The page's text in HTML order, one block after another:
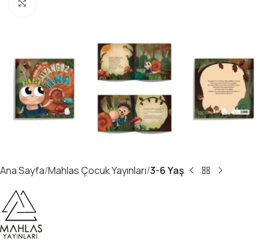
Ana Sayfa Mahlas Çocuk Yayınları 3-6 Yaş